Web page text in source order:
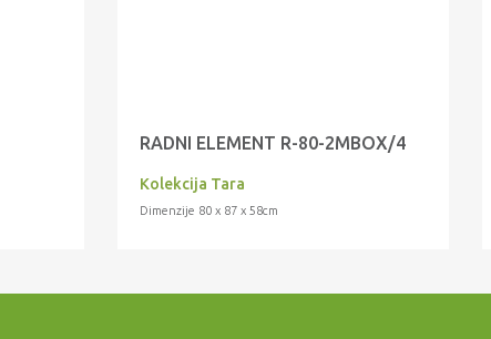
RADNI ELEMENT R-80-2MBOX/4
Kolekcija Tara
Dimenzije 80 x 87 x 58cm